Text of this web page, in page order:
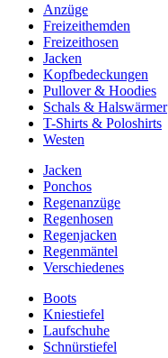
Anzüge
Freizeithemden
Freizeithosen
Jacken
Kopfbedeckungen
Pullover & Hoodies
Schals & Halswärmer
T-Shirts & Poloshirts
Westen
Jacken
Ponchos
Regenanzüge
Regenhosen
Regenjacken
Regenmäntel
Verschiedenes
Boots
Kniestiefel
Laufschuhe
Schnürstiefel